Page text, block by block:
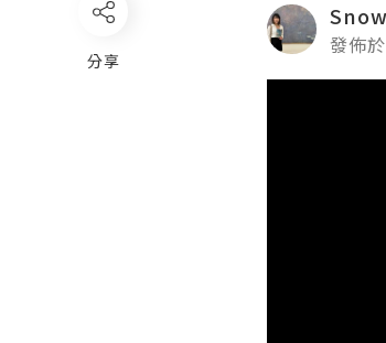
發佈
分享